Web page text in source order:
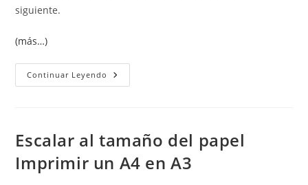
siguiente.
(más…)
Continuar Leyendo Bordes
De
PDF
Escalar al tamaño del papel
Imprimir un A4 en A3